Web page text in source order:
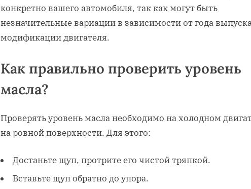
конкретно вашего автомобиля, так как могут быть
незначительные вариации в зависимости от года
модификации двигателя.
Как правильно проверить уровень
масла?
Проверять уровень масла необходимо на холодном
на ровной поверхности. Для этого:
Достаньте щуп, протрите его чистой тряпкой.
Вставьте щуп обратно до упора.